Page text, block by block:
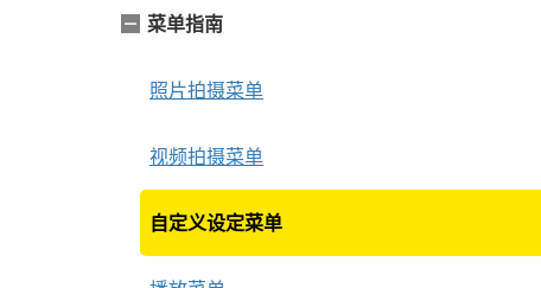
菜单指南
照片拍摄菜单
视频拍摄菜单
自定义设定菜单